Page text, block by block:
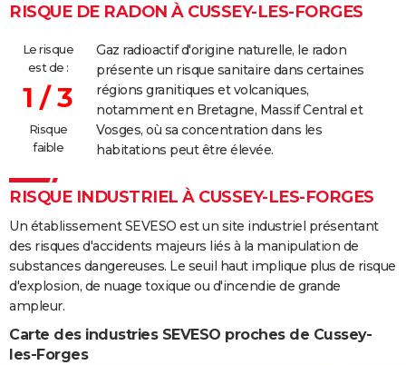
RISQUE DE RADON À CUSSEY-LES-FORGES
Le risque
est de :
1 / 3
Risque
faible
Gaz radioactif d'origine naturelle, le radon
présente un risque sanitaire dans certaines
régions granitiques et volcaniques,
notamment en Bretagne, Massif Central et
Vosges, où sa concentration dans les
habitations peut être élevée.
RISQUE INDUSTRIEL À CUSSEY-LES-FORGES
Un établissement SEVESO est un site industriel présentant
des risques d'accidents majeurs liés à la manipulation de
substances dangereuses. Le seuil haut implique plus de risque
d'explosion, de nuage toxique ou d'incendie de grande
ampleur.
Carte des industries SEVESO proches de Cussey-
les-Forges